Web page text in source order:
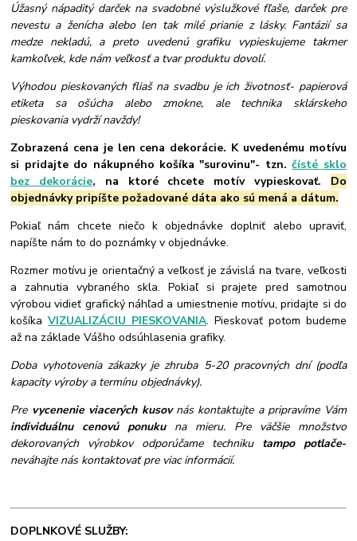
Úžasný nápaditý darček na svadobné výslužkové fľaše, darček pre
nevestu a ženícha alebo len tak milé prianie z lásky. Fantázií sa
medze nekladú, a preto uvedenú grafiku vypieskujeme takmer
kamkoľvek, kde nám veľkosť a tvar produktu dovolí.
Výhodou pieskovaných fliaš na svadbu je ich životnosť- papierová
etiketa sa ošúcha alebo zmokne, ale technika sklárskeho
pieskovania vydrží navždy!
Zobrazená cena je len cena dekorácie. K uvedenému motívu
si pridajte do nákupného košíka "surovinu"- tzn.čísté sklo
bez dekorácie, na ktoré chcete motív vypieskovať. Do
objednávky pripíšte požadované dáta ako sú mená a dátum.
Pokiaľ nám chcete niečo k objednávke doplniť alebo upraviť,
napíšte nám to do poznámky v objednávke.
Rozmer motívu je orientačný a veľkosť je závislá na tvare, veľkosti
a zahnutia vybraného skla. Pokiaľ si prajete pred samotnou
výrobou vidieť grafický náhľad a umiestnenie motívu, pridajte si do
košíkaVIZUALIZÁCIU PIESKOVANIA. Pieskovať potom budeme
až na základe Vášho odsúhlasenia grafiky.
Doba vyhotovenia zákazky je zhruba 5-20 pracovných dní (podľa
kapacity výroby a termínu objednávky).
Pre vycenenie viacerých kusovnás kontaktujte a pripravíme Vám
individuálnu cenovú ponukuna mieru. Pre väčšie množstvo
dekorovaných výrobkov odporúčame techniku tampo potlače-
neváhajte nás kontaktovať pre viac informácií.
DOPLNKOVÉ SLUŽBY: